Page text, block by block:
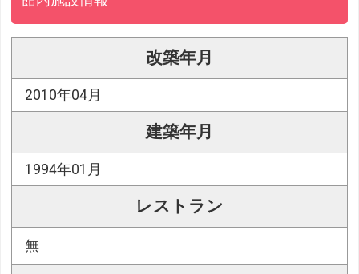
改築年月
2010年04月
建築年月
1994年01月
レストラン
無